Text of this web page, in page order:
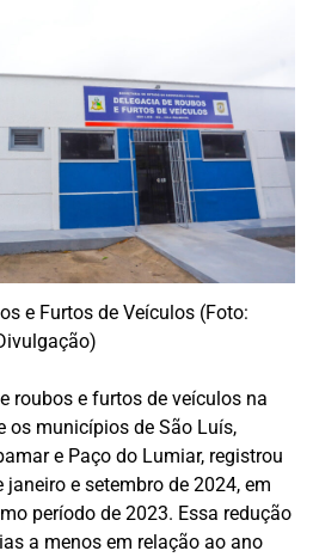
e Furtos de Veículos (Foto:
roubos e furtos de veículos na
os municípios de São Luís,
e Paço do Lumiar, registrou
janeiro e setembro de 2024, em
período de 2023. Essa redução
a menos em relação ao ano